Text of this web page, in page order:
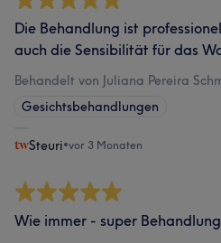
Die Behandlung ist
auch die Sensibilität für das
Behandelt von Juliana Pereira
Gesichtsbehandlungen
Steuri•vor 3 Monaten
Wie immer - super